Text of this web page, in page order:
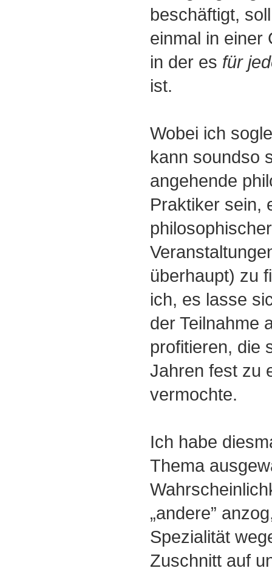
beschäftigt,
einmal in einer
in der es für
ist.
Wobei ich
kann soundso
angehende
Praktiker sein,
überhaupt) zu
ich, es lasse
der Teilnahme
profitieren, die
Jahren fest zu
vermochte.
Ich habe
Thema
„andere”
Spezialität
Zuschnitt auf